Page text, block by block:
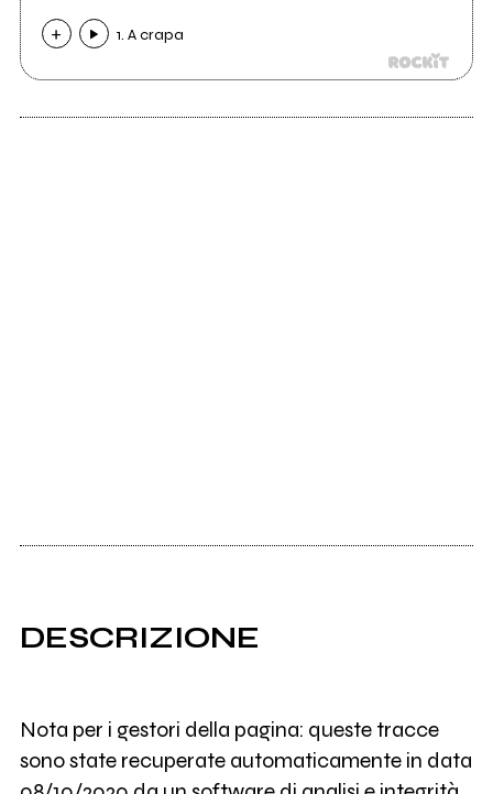
1. A crapa
DESCRIZIONE
Nota per i gestori della pagina: queste tracce
sono state recuperate automaticamente in data